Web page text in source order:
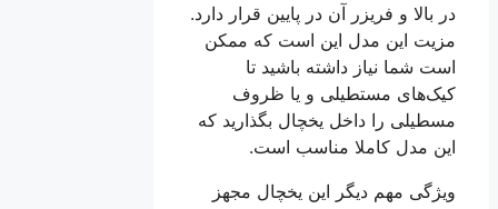
در بالا و فریزر آن در پایین قرار دارد.
مزیت این مدل این است که ممکن
است شما نیاز داشته باشید تا
کیک‌های مستطیلی و یا ظروف
مسطیلی را داخل یخچال بگذارید که
این مدل کاملا مناسب است.
ویژگی‌ مهم دیگر این یخچال مجهز